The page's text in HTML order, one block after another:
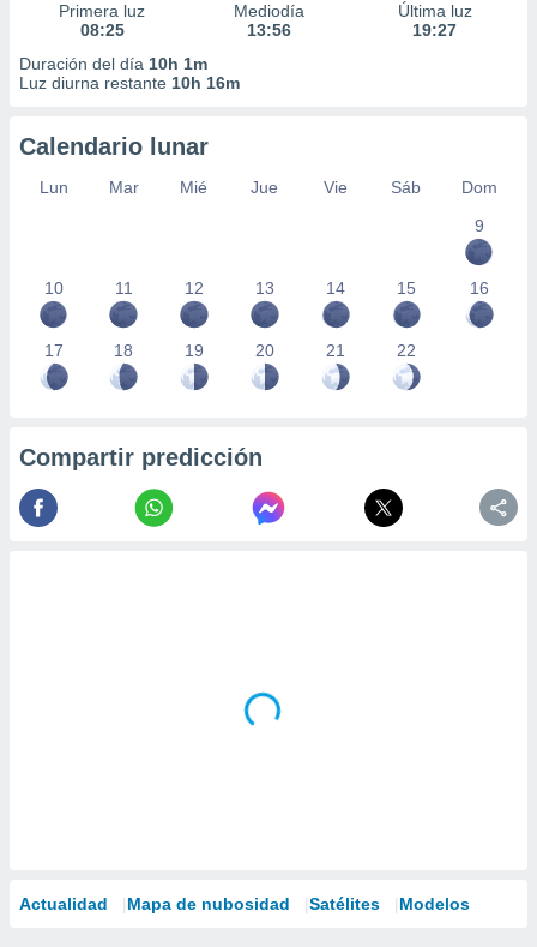
Primera luz
08:25
Mediodía
13:56
Última luz
19:27
Duración del día 10h 1m
Luz diurna restante 10h 16m
Calendario lunar
Lun Mar Mié Jue Vie Sáb
Dom
9
10 11 12 13 14 15 16
17 18 19 20 21 22
Compartir predicción
Actualidad Mapa de nubosidad Satélites Modelos